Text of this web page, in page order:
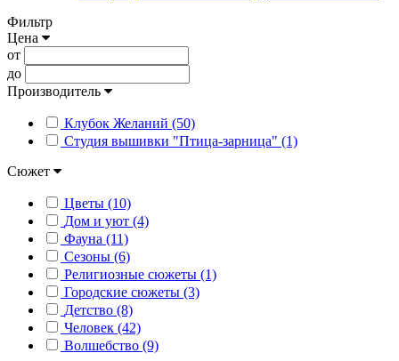
Фильтр
Цена
от
до
Производитель
Клубок Желаний (50)
Студия вышивки "Птица-зарница" (1)
Сюжет
Цветы (10)
Дом и уют (4)
Фауна (11)
Сезоны (6)
Религиозные сюжеты (1)
Городские сюжеты (3)
Детство (8)
Человек (42)
Волшебство (9)